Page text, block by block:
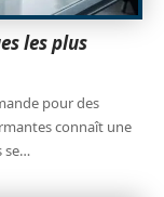
les plus
pour des
connaît une
se…